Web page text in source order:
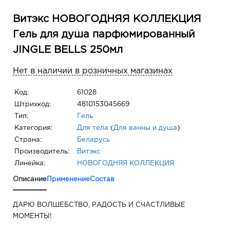
Витэкс НОВОГОДНЯЯ КОЛЛЕКЦИЯ
Гель для душа парфюмированный
JINGLE BELLS 250мл
Нет в наличии в розничных магазинах
Код: 61028
Штрихкод: 4810153045669
Тип: Гель
Категория: Для тела ( Для ванны и душа )
Страна: Беларусь
Производитель: Витэкс
Линейка: НОВОГОДНЯЯ КОЛЛЕКЦИЯ
Описание ПрименениеСостав
ДАРЮ ВОЛШЕБСТВО, РАДОСТЬ И СЧАСТЛИВЫЕ
МОМЕНТЫ!